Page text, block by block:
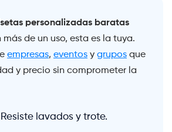
personalizadas baratas
de un uso, esta es la tuya.
empresas, eventos y grupos que
y precio sin comprometer la
Resiste lavados y trote.